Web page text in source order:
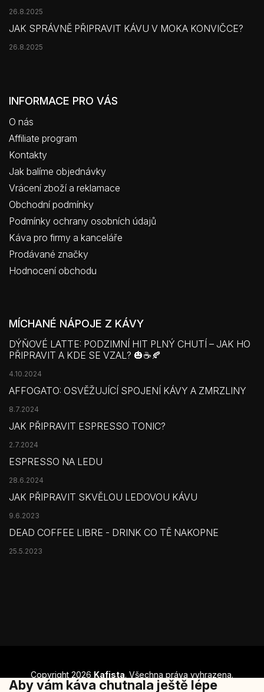
Aby vám káva chutnala ještě lépe
26.8.2025
JAK SPRÁVNĚ PŘIPRAVIT KÁVU V MOKA KONVIČCE?
26.8.2025
INFORMACE PRO VÁS
O nás
Affiliate program
Kontakty
Jak balíme objednávky
Vrácení zboží a reklamace
Obchodní podmínky
Podmínky ochrany osobních údajů
Káva pro firmy a kanceláře
Prodávané značky
Hodnocení obchodu
MÍCHANÉ NÁPOJE Z KÁVY
DÝŇOVÉ LATTE: PODZIMNÍ HIT PLNÝ CHUTÍ – JAK HO
PŘIPRAVIT A KDE SE VZAL? 🎃☕🍂
4.10.2024
AFFOGATO: OSVĚŽUJÍCÍ SPOJENÍ KÁVY A ZMRZLINY
8.7.2024
JAK PŘIPRAVIT ESPRESSO TONIC?
2.7.2024
ESPRESSO NA LEDU
28.6.2024
JAK PŘIPRAVIT SKVĚLOU LEDOVOU KÁVU
9.6.2023
DEAD COFFEE LIBRE - DRINK CO TĚ NAKOPNE
25.5.2023
Copyright 2026 Kafista. Všechna práva vyhrazena.